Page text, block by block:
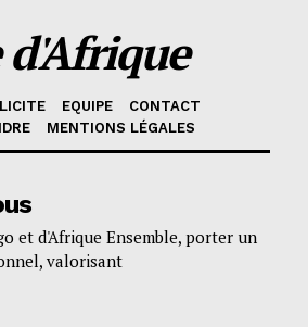
EQUIPE
CONTACT
MENTIONS LÉGALES
et d'Afrique Ensemble, porter un
valorisant